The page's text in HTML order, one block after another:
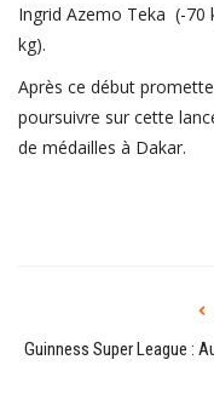
Ingrid Azemo Teka (-70
kg).
Après ce début
poursuivre sur cette
de médailles à Dakar.
Guinness Super League :